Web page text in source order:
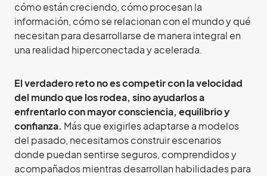
cómo están creciendo, cómo procesan la
información, cómo se relacionan con el mundo y qué
necesitan para desarrollarse de manera integral en
una realidad hiperconectada y acelerada.
El verdadero reto no es competir con la velocidad
del mundo que los rodea, sino ayudarlos a
enfrentarlo con mayor consciencia, equilibrio y
confianza. Más que exigirles adaptarse a modelos
del pasado, necesitamos construir escenarios
donde puedan sentirse seguros, comprendidos y
acompañados mientras desarrollan habilidades para